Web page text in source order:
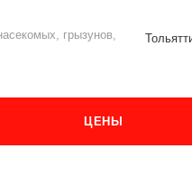
грызунов,
ЦЕНЫ